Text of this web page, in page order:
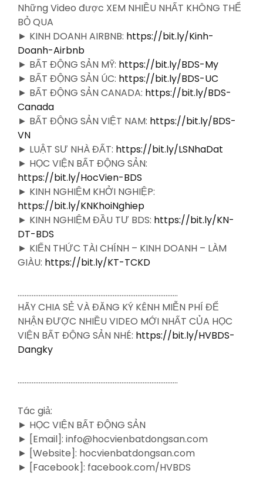
Những Video được XEM NHIỀU NHẤT KHÔNG THỂ
BỎ QUA
► KINH DOANH AIRBNB: https://bit.ly/Kinh-
Doanh-Airbnb
► BẤT ĐỘNG SẢN MỸ: https://bit.ly/BDS-My
► BẤT ĐỘNG SẢN ÚC: https://bit.ly/BDS-UC
► BẤT ĐỘNG SẢN CANADA: https://bit.ly/BDS-
Canada
► BẤT ĐỘNG SẢN VIỆT NAM: https://bit.ly/BDS-
VN
► LUẬT SƯ NHÀ ĐẤT: https://bit.ly/LSNhaDat
► HỌC VIỆN BẤT ĐỘNG SẢN:
https://bit.ly/HocVien-BDS
► KINH NGHIỆM KHỞI NGHIỆP:
https://bit.ly/KNKhoiNghiep
► KINH NGHIỆM ĐẦU TƯ BDS: https://bit.ly/KN-
DT-BDS
► KIẾN THỨC TÀI CHÍNH – KINH DOANH – LÀM
GIÀU: https://bit.ly/KT-TCKD
……………………………………………………………………………….
HÃY CHIA SẺ VÀ ĐĂNG KÝ KÊNH MIỄN PHÍ ĐỂ
NHẬN ĐƯỢC NHIỀU VIDEO MỚI NHẤT CỦA HỌC
VIỆN BẤT ĐỘNG SẢN NHÉ: https://bit.ly/HVBDS-
Dangky
……………………………………………………………………………….
Tác giả:
► HỌC VIỆN BẤT ĐỘNG SẢN
► [Email]: info@hocvienbatdongsan.com
► [Website]: hocvienbatdongsan.com
► [Facebook]: facebook.com/HVBDS